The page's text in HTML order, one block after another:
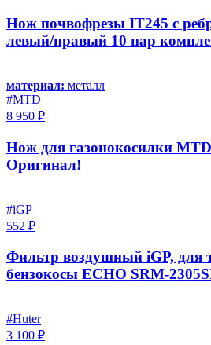
Нож почвофрезы IT245 с
левый/правый 10 пар
материал: металл
#MTD
8 950 ₽
Нож для газонокосилки
Оригинал!
#iGP
552 ₽
Фильтр воздушный iGP, для
бензокосы ECHO SRM-
#Huter
3 100 ₽